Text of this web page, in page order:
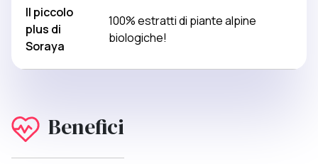
Il piccolo
plus di
Soraya
100% estratti di piante alpine
biologiche!
Benefici